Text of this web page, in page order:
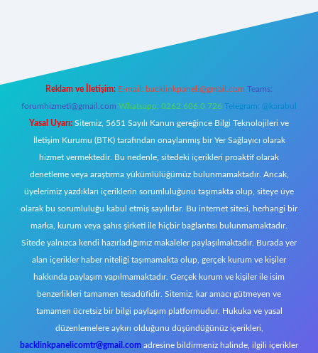
Reklam ve İletişim: E-mail: backlinkpaneli@gmail.com Teams:
forumhizmeti@gmail.com Whatsapp: 0262 606 0 726 Telegram: @karabul
Yasal Uyarı: Sitemiz, 5651 Sayılı Kanun gereğince Bilgi Teknolojileri ve
İletişim Kurumu (BTK) tarafından onaylanmış bir Yer Sağlayıcı olarak
hizmet vermektedir. Bu nedenle, sitedeki içerikleri proaktif olarak
denetleme veya araştırma yükümlülüğümüz bulunmamaktadır. Ancak,
üyelerimiz yazdıkları içeriklerin sorumluluğunu taşımakta olup, siteye üye
olarak bu sorumluluğu kabul etmiş sayılırlar. Bu internet sitesi, herhangi bir
marka, kurum veya şahıs şirketi ile hiçbir bağlantısı bulunmamaktadır.
Sitede yalnızca kendi hazırladığımız makaleler paylaşılmaktadır. Burada yer
alan içerikler haber niteliği taşımamakta olup, gerçek kurum ve kişiler
hakkında paylaşım yapılmamaktadır. Gerçek kurum ve kişiler ile isim
benzerlikleri tamamen tesadüfidir. Sitemiz, kar amacı gütmeyen ve
tamamen ücretsiz bir bilgi paylaşım platformudur. Hukuka ve yasal
düzenlemelere aykırı olduğunu düşündüğünüz içerikleri,
backlinkpanelicomtr@gmail.com adresine bildirmeniz halinde, ilgili içerikler